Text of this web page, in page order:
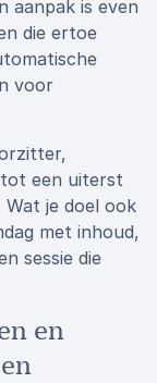
aanpak is even
die ertoe
voor
een uiterst
Wat je doel ook
met inhoud,
sessie die
en